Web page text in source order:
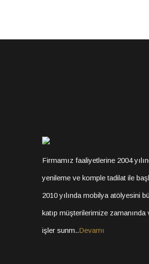
Firmamız faaliyetlerine 2004
yenileme ve komple tadilat ile
2010 yılında mobilya atölyesini
katıp müşterilerimize zamanında
işler sunm..Devamı